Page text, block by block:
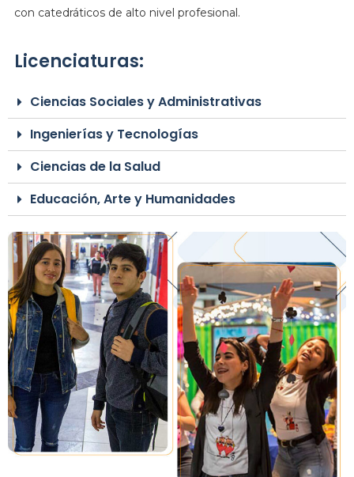
con catedráticos de alto nivel profesional.
Licenciaturas:
Ciencias Sociales y Administrativas
Ingenierías y Tecnologías
Ciencias de la Salud
Educación, Arte y Humanidades